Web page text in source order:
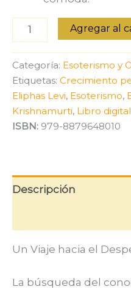
Maestros
Esotéricos
Lévi,
Krishnamurti
y
Gurdjieff
cantidad
Agregar al
Categoría: Esoterismo y
Etiquetas: Crecimiento
Eliphas Levi, Esoterismo,
Krishnamurti, Libro digital
ISBN: 979-8879648010
Descripción
Un Viaje hacia el
La búsqueda del